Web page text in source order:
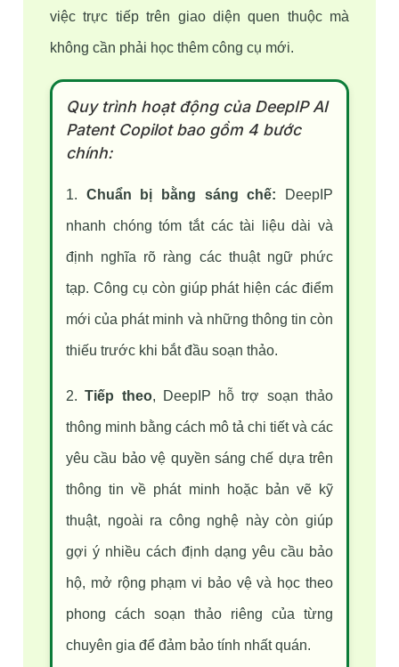
việc trực tiếp trên giao diện quen thuộc mà
không cần phải học thêm công cụ mới.
Quy trình hoạt động của DeepIP AI
Patent Copilot bao gồm 4 bước
chính:
1. Chuẩn bị bằng sáng chế: DeepIP
nhanh chóng tóm tắt các tài liệu dài và
định nghĩa rõ ràng các thuật ngữ phức
tạp. Công cụ còn giúp phát hiện các điểm
mới của phát minh và những thông tin còn
thiếu trước khi bắt đầu soạn thảo.
2. Tiếp theo, DeepIP hỗ trợ soạn thảo
thông minh bằng cách mô tả chi tiết và các
yêu cầu bảo vệ quyền sáng chế dựa trên
thông tin về phát minh hoặc bản vẽ kỹ
thuật, ngoài ra công nghệ này còn giúp
gợi ý nhiều cách định dạng yêu cầu bảo
hộ, mở rộng phạm vi bảo vệ và học theo
phong cách soạn thảo riêng của từng
chuyên gia để đảm bảo tính nhất quán.